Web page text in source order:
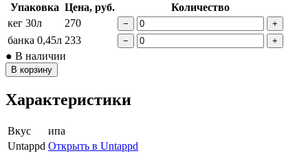
Упаковка Цена, руб.
Количество
кег 30л
270 − +
банка 0,45л 233 − +
● В наличии
В корзину
Характеристики
Вкус
ипа
Untappd Открыть в Untappd